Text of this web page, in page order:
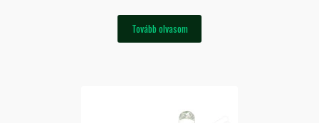
Tovább olvasom